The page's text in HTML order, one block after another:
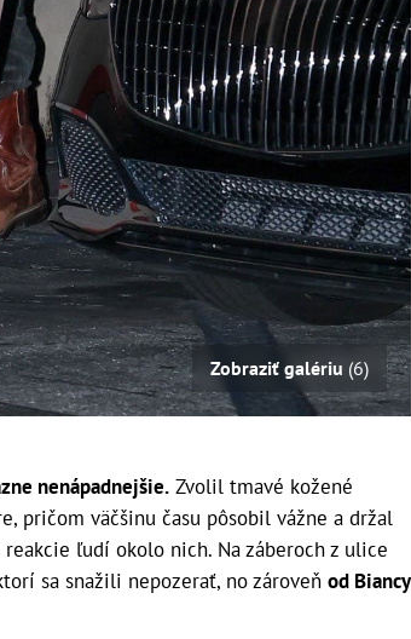
Zobraziť galériu (6)
nenápadnejšie. Zvolil tmavé kožené
pričom väčšinu času pôsobil vážne a držal
ľudí okolo nich. Na záberoch z ulice
sa snažili nepozerať, no zároveň od Biancy